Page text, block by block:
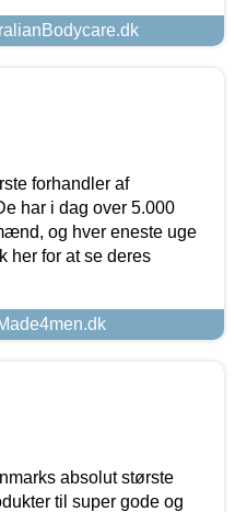
forhandler af
har i dag over 5.000
og hver eneste uge
her for at se deres
absolut største
til super gode og